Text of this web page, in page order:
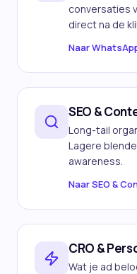
conversaties
direct na de
Naar
SEO &
Long-tail
Lagere
awareness.
NaarSEO &
CRO &
Wat je ad